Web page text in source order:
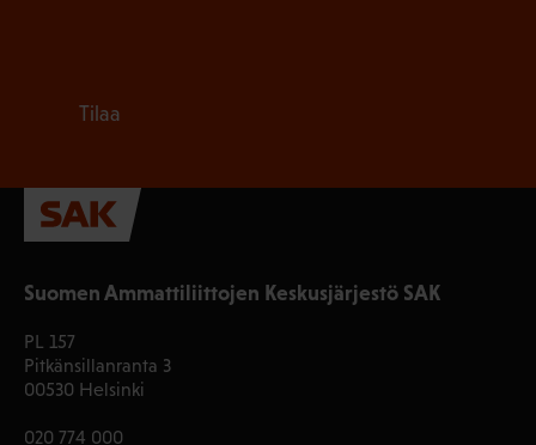
Suomen Ammattiliittojen Keskusjärjestö SAK
PL 157
Pitkänsillanranta 3
00530 Helsinki
020 774 000
Tilaa